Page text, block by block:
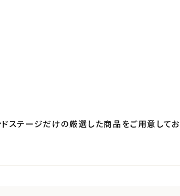
ステージだけの厳選した商品をご用意してお